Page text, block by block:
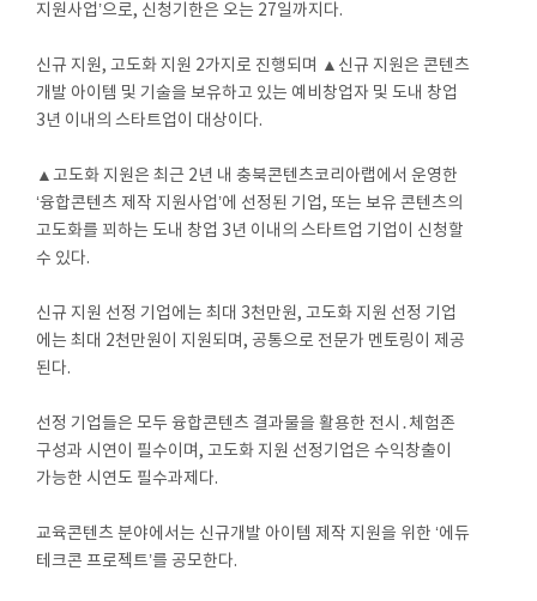
지원사업’으로, 신청기한은 오는 27일까지다.
신규 지원, 고도화 지원 2가지로 진행되며 ▲신규 지원은 콘텐츠
개발 아이템 및 기술을 보유하고 있는 예비창업자 및 도내 창업
3년 이내의 스타트업이 대상이다.
▲고도화 지원은 최근 2년 내 충북콘텐츠코리아랩에서 운영한
‘융합콘텐츠 제작 지원사업’에 선정된 기업, 또는 보유 콘텐츠의
고도화를 꾀하는 도내 창업 3년 이내의 스타트업 기업이 신청할
수 있다.
신규 지원 선정 기업에는 최대 3천만원, 고도화 지원 선정 기업
에는 최대 2천만원이 지원되며, 공통으로 전문가 멘토링이 제공
된다.
선정 기업들은 모두 융합콘텐츠 결과물을 활용한 전시․체험존
구성과 시연이 필수이며, 고도화 지원 선정기업은 수익창출이
가능한 시연도 필수과제다.
교육콘텐츠 분야에서는 신규개발 아이템 제작 지원을 위한 ‘에듀
테크콘 프로젝트’를 공모한다.